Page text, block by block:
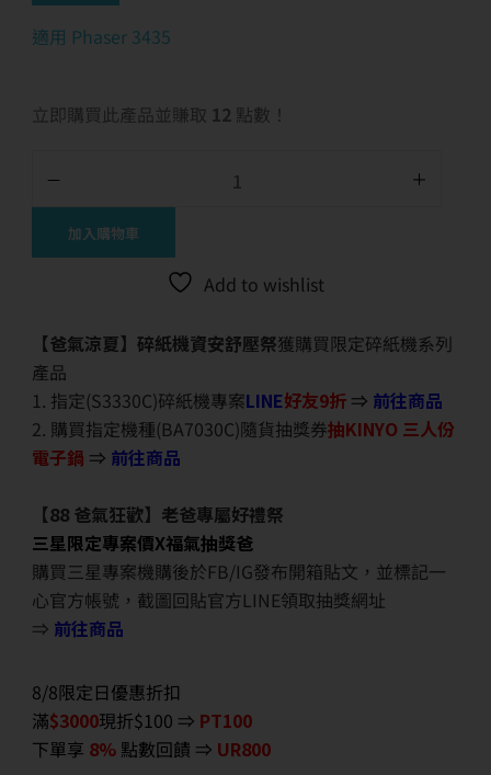
適用 Phaser 3435
立即購買此產品並賺取 12 點數！
加入購物車
Add to wishlist
【爸氣涼夏】碎紙機資安舒壓祭獲購買限定碎紙機系列
產品
1. 指定(S3330C)碎紙機專案LINE好友9折 ⇒ 前往商品
2. 購買指定機種(BA7030C)隨貨抽獎券抽KINYO 三人份
電子鍋 ⇒ 前往商品
【88 爸氣狂歡】老爸專屬好禮祭
三星限定專案價X福氣抽獎爸
購買三星專案機購後於FB/IG發布開箱貼文，並標記一
心官方帳號，截圖回貼官方LINE領取抽獎網址
⇒ 前往商品
8/8限定日優惠折扣
滿$3000現折$100 ⇒ PT100
下單享 8% 點數回饋 ⇒ UR800